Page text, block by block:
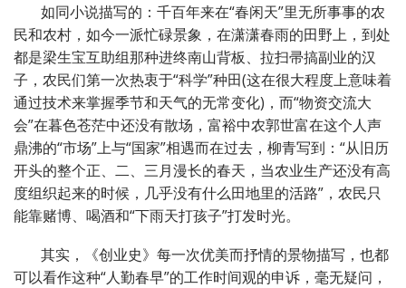
如同小说描写的：千百年来在“春闲天”里无所事事的农
民和农村，如今一派忙碌景象，在潇潇春雨的田野上，到处
都是梁生宝互助组那种进终南山背板、拉扫帚搞副业的汉
子，农民们第一次热衷于“科学”种田(这在很大程度上意味着
通过技术来掌握季节和天气的无常变化) ，而“物资交流大
会”在暮色苍茫中还没有散场，富裕中农郭世富在这个人声
鼎沸的“市场”上与“国家”相遇而在过去，柳青写到： “从旧历
开头的整个正、二、三月漫长的春天，当农业生产还没有高
度组织起来的时候，几乎没有什么田地里的活路” ，农民只
能靠赌博、喝酒和“下雨天打孩子”打发时光。
其实，《创业史》每一次优美而抒情的景物描写，也都
可以看作这种“人勤春早”的工作时间观的申诉，毫无疑问，